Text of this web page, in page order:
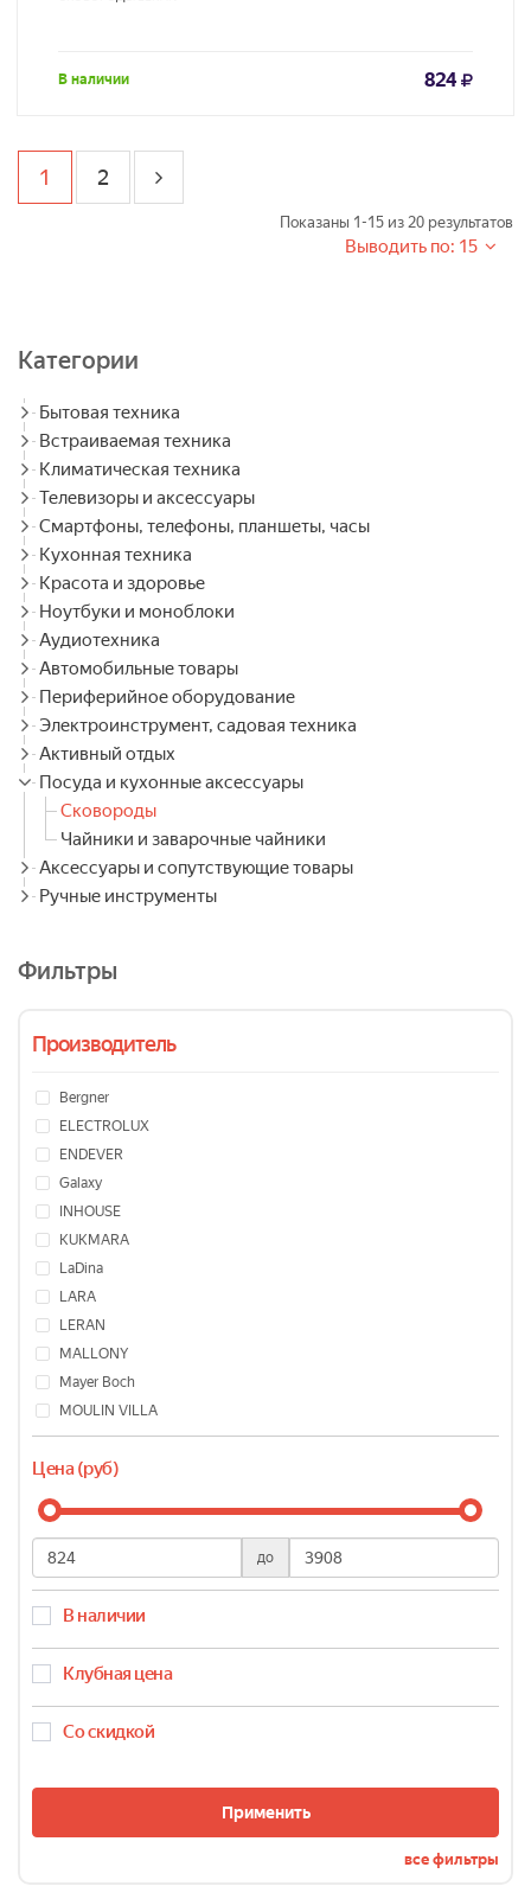
В наличии 824
1 2
Показаны 1-15 из 20 результатов
Выводить по: 15
Категории
Бытовая техника
Встраиваемая техника
Климатическая техника
Телевизоры и аксессуары
Смартфоны, телефоны, планшеты, часы
Кухонная техника
Красота и здоровье
Ноутбуки и моноблоки
Аудиотехника
Автомобильные товары
Периферийное оборудование
Электроинструмент, садовая техника
Активный отдых
Посуда и кухонные аксессуары
Сковороды
Чайники и заварочные чайники
Аксессуары и сопутствующие товары
Ручные инструменты
Фильтры
Производитель
Bergner
ELECTROLUX
ENDEVER
Galaxy
INHOUSE
KUKMARA
LaDina
LARA
LERAN
MALLONY
Mayer Boch
MOULIN VILLA
POLARIS
RENARD
TEFAL
TVS
VENSAL
VITESSE
Маруся
Цена (руб)
до
В наличии
Клубная цена
Со скидкой
Применить
все фильтры